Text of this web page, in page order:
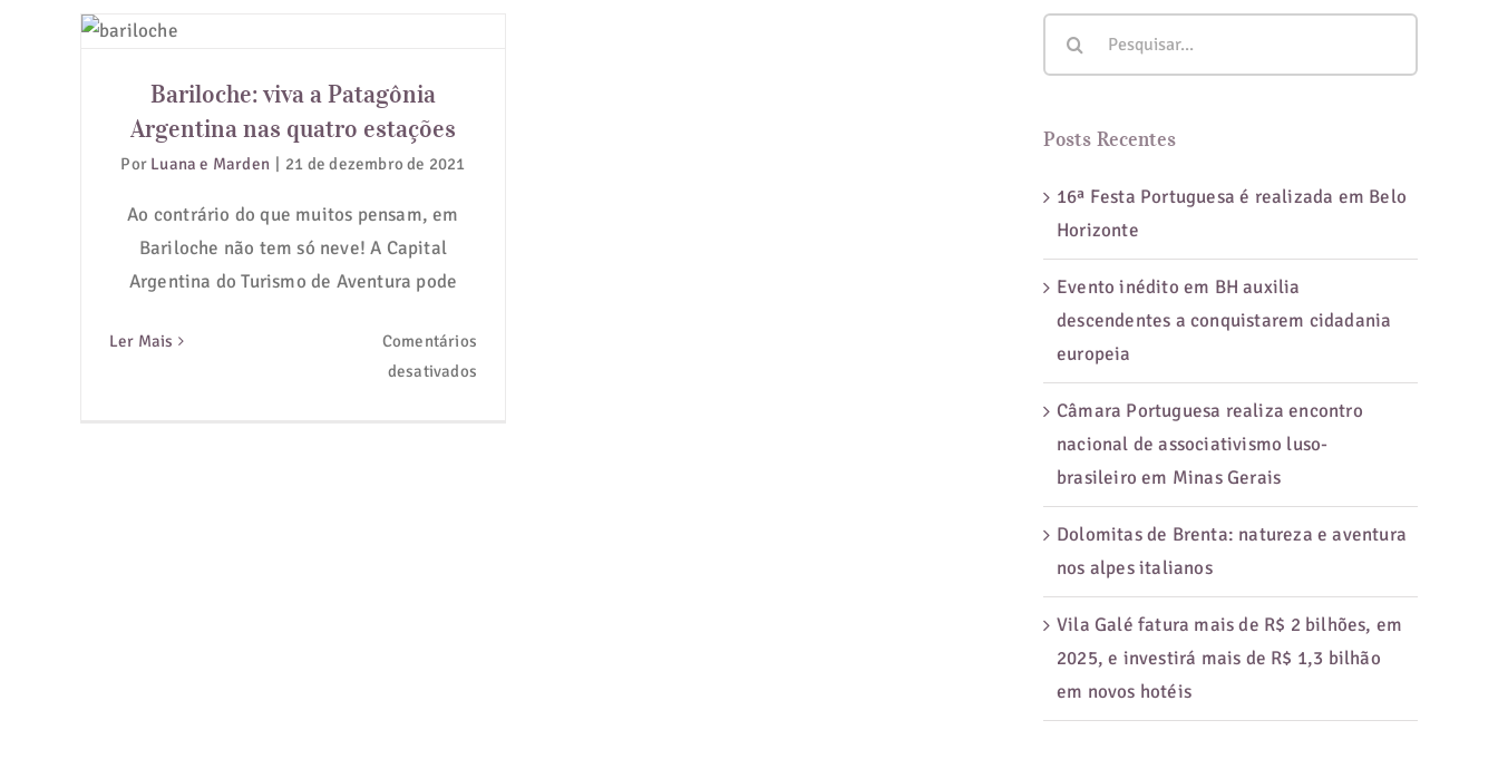
Bariloche: viva a Patagônia
Bariloche: viva a Patagônia
Argentina nas quatro estações
Por Luana e Marden | 21 de dezembro de 2021
Ao contrário do que muitos pensam, em
Bariloche não tem só neve! A Capital
Argentina do Turismo de Aventura pode
Ler Mais
Comentários
desativados
Posts Recentes
16ª Festa Portuguesa é realizada em Belo
Horizonte
Evento inédito em BH auxilia
descendentes a conquistarem cidadania
europeia
Câmara Portuguesa realiza encontro
nacional de associativismo luso-
brasileiro em Minas Gerais
Dolomitas de Brenta: natureza e aventura
nos alpes italianos
Vila Galé fatura mais de R$ 2 bilhões, em
2025, e investirá mais de R$ 1,3 bilhão
em novos hotéis